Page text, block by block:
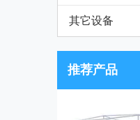
其它设备
推荐产品